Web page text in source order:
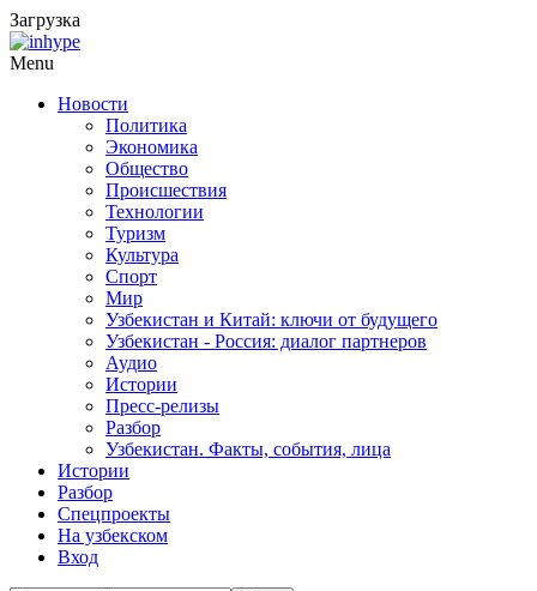
Загрузка
Menu
Новости
Политика
Экономика
Общество
Происшествия
Технологии
Туризм
Культура
Спорт
Мир
Узбекистан и Китай: ключи от будущего
Узбекистан - Россия: диалог партнеров
Аудио
Истории
Пресс-релизы
Разбор
Узбекистан. Факты, события, лица
Истории
Разбор
Спецпроекты
На узбекском
Вход